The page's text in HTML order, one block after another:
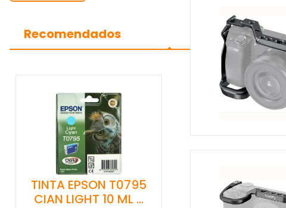
Recomendados
TINTA EPSON T0795
CIAN LIGHT 10 ML …